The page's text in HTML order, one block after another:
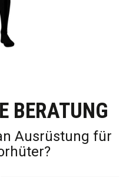
BERATUNG
Ausrüstung für